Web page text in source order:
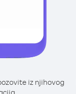
iz njihovog